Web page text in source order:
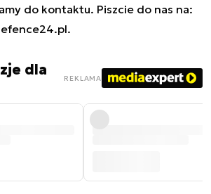
do kontaktu. Piszcie do nas na:
.
dla
REKLAMA